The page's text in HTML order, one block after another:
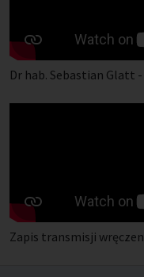
Dr hab. Sebastian Glatt
Zapis transmisji